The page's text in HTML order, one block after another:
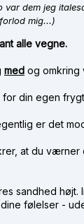
dem jeg
mig...)
alle vegne.
med og omkring
for din egen
er det
at du
sandhed højt.
følelser -